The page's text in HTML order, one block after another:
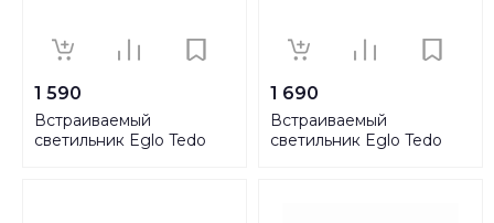
1 590
Встраиваемый
светильник Eglo Tedo
1 690
Встраиваемый
светильник Eglo Tedo